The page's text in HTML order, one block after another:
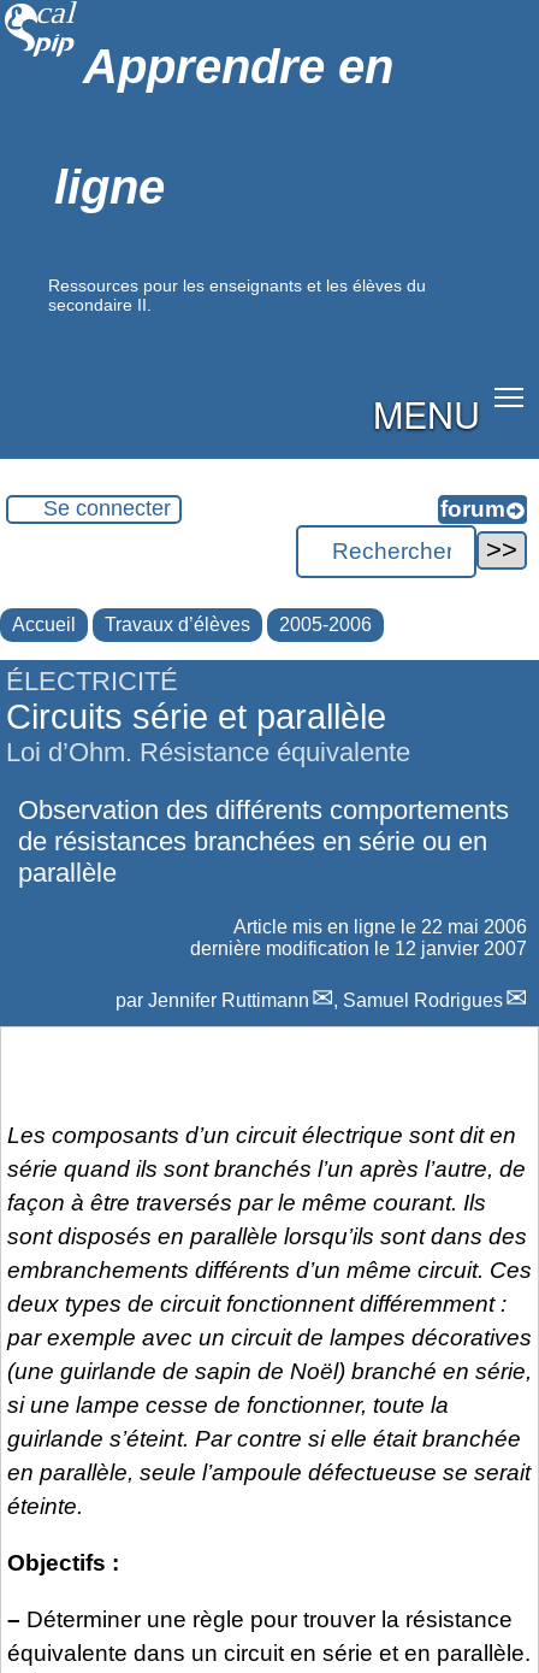
Apprendre en
ligne
Ressources pour les enseignants et les élèves du
secondaire II.
MENU
Se connecter
Accueil Travaux d’élèves 2005-2006
ÉLECTRICITÉ
Circuits série et parallèle
Loi d’Ohm. Résistance équivalente
Observation des différents comportements
de résistances branchées en série ou en
parallèle
Article mis en ligne le 22 mai 2006
dernière modification le 12 janvier 2007
par Jennifer Ruttimann , Samuel Rodrigues
Les composants d’un circuit électrique sont dit en
série quand ils sont branchés l’un après l’autre, de
façon à être traversés par le même courant. Ils
sont disposés en parallèle lorsqu’ils sont dans des
embranchements différents d’un même circuit. Ces
deux types de circuit fonctionnent différemment :
par exemple avec un circuit de lampes décoratives
(une guirlande de sapin de Noël) branché en série,
si une lampe cesse de fonctionner, toute la
guirlande s’éteint. Par contre si elle était branchée
en parallèle, seule l’ampoule défectueuse se serait
éteinte.
Objectifs :
– Déterminer une règle pour trouver la résistance
équivalente dans un circuit en série et en parallèle.